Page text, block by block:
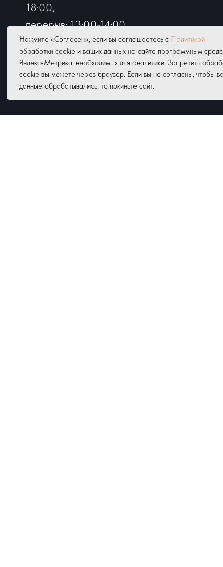
18:00,
перерыв: 13:00-14:00.
Выходные: суббота-воскресенье
Нажмите «Согласен», если вы соглашаетесь с Политикой
обработки cookie и ваших данных на сайте программным
Яндекс-Метрика, необходимых для аналитики. Запретить
cookie вы можете через браузер. Если вы не согласны, чтобы
данные обрабатывались, то покиньте сайт.